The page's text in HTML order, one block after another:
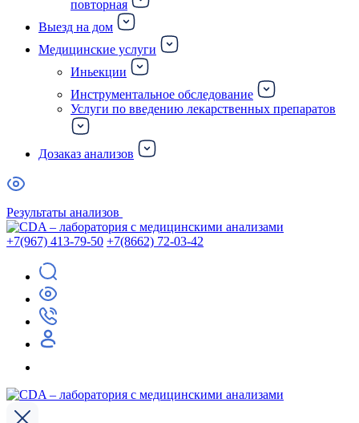
повторная
Выезд на дом
Медицинские услуги
Иньекции
Инструментальное обследование
Услуги по введению лекарственных препаратов
Дозаказ анализов
Результаты анализов
+7(967) 413-79-50 +7(8662) 72-03-42